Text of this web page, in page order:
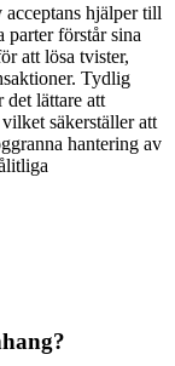
hjälper till
parter förstår sina
att lösa tvister,
Tydlig
lättare att
säkerställer att
hantering av